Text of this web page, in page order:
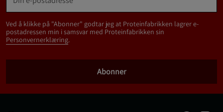
Ved å klikke på "Abonner" godtar jeg at Proteinfabrikken lagrer e-
postadressen min i samsvar med Proteinfabrikken sin
Personvernerklæring.
Abonner